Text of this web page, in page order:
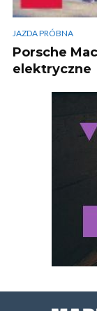
JAZDA PRÓBNA
Porsche
elektryczne